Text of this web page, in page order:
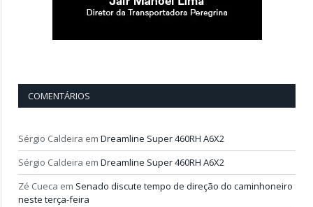
COMENTÁRIOS
Sérgio Caldeira em Dreamline Super 460RH A6X2
Sérgio Caldeira em Dreamline Super 460RH A6X2
Zé Cueca em Senado discute tempo de direção do caminhoneiro
neste terça-feira